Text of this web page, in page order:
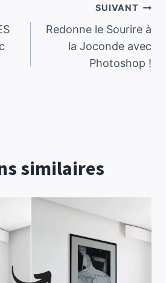
SUIVANT
Redonne le Sourire à
la Joconde avec
Photoshop !
similaires